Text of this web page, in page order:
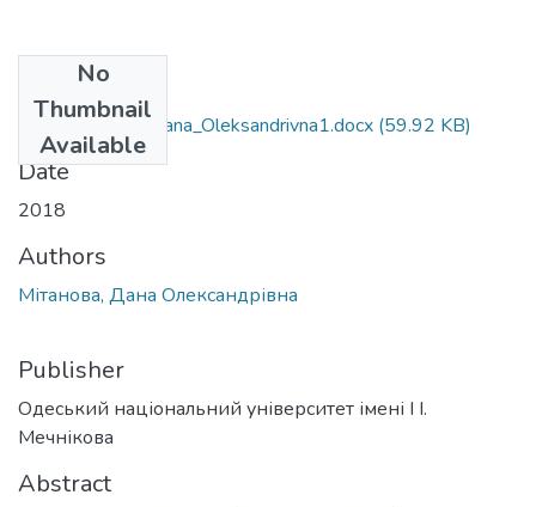
No
Thumbnail
Available
061_Mitanova_Dana_Oleksandrivna1.docx (59.92 KB)
Date
2018
Authors
Мітанова, Дана Олександрівна
Publisher
Одеський національний університет імені І І.
Мечнікова
Abstract